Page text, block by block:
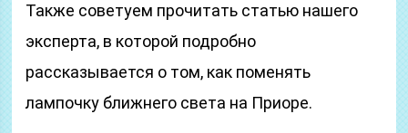
Также советуем прочитать статью нашего
эксперта, в которой подробно
рассказывается о том, как поменять
лампочку ближнего света на Приоре.